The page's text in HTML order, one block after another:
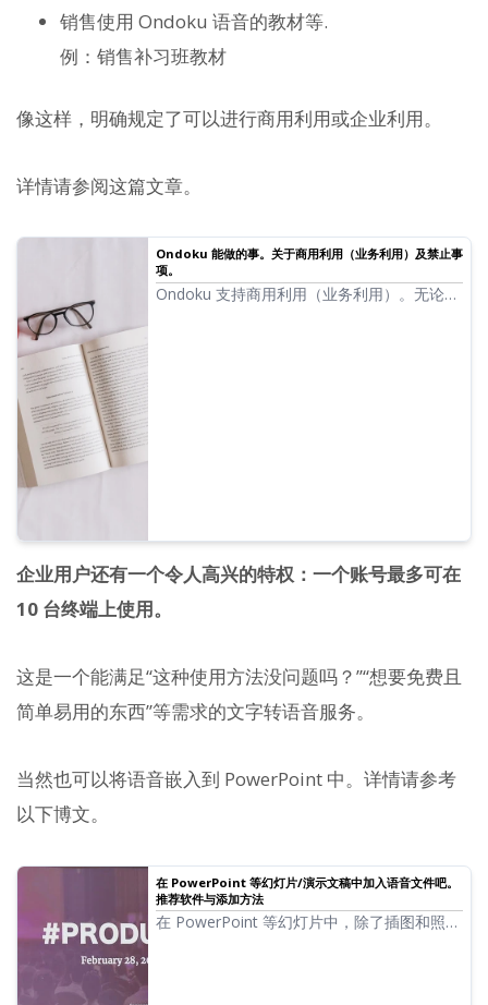
销售使用 Ondoku 语音的教材等.
例：销售补习班教材
像这样，明确规定了可以进行商用利用或企业利用。
详情请参阅这篇文章。
Ondoku 能做的事。关于商用利用（业务利用）及禁止事
项。
Ondoku 支持商用利用（业务利用）。无论个
企业用户还有一个令人高兴的特权：一个账号最多可在
10 台终端上使用。
这是一个能满足“这种使用方法没问题吗？”“想要免费且
简单易用的东西”等需求的文字转语音服务。
当然也可以将语音嵌入到 PowerPoint 中。详情请参考
以下博文。
在 PowerPoint 等幻灯片/演示文稿中加入语音文件吧。
推荐软件与添加方法
在 PowerPoint 等幻灯片中，除了插图和照